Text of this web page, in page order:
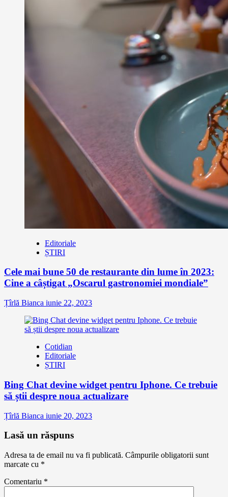
Editoriale
ȘTIRI
Cele mai bune 50 de restaurante din lume în 2023:
Cine a câștigat „Oscarul gastronomiei mondiale”
Țîrlă Bianca iunie 22, 2023
Cotidian
Editoriale
ȘTIRI
Bing Chat devine widget pentru Iphone. Ce trebuie
să știi despre noua actualizare
Țîrlă Bianca iunie 20, 2023
Lasă un răspuns
Adresa ta de email nu va fi publicată. Câmpurile obligatorii sunt
marcate cu *
Comentariu *